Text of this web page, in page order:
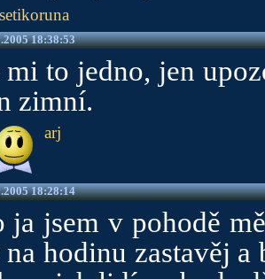
18:38:53
mi to jedno, jen
zimní.
arj
18:28:14
ja jsem v pohodě
na hodinu zastavěj